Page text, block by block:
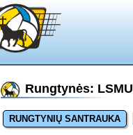
Rungtynės:
RUNGTYNIŲ SANTRAUKA